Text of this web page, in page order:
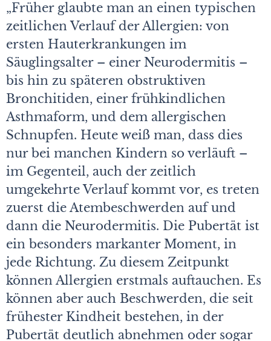
„Früher glaubte man an einen typischen
zeitlichen Verlauf der Allergien: von
ersten Hauterkrankungen im
Säuglingsalter – einer Neurodermitis –
bis hin zu späteren obstruktiven
Bronchitiden, einer frühkindlichen
Asthmaform, und dem allergischen
Schnupfen. Heute weiß man, dass dies
nur bei manchen Kindern so verläuft –
im Gegenteil, auch der zeitlich
umgekehrte Verlauf kommt vor, es treten
zuerst die Atembeschwerden auf und
dann die Neurodermitis. Die Pubertät ist
ein besonders markanter Moment, in
jede Richtung. Zu diesem Zeitpunkt
können Allergien erstmals auftauchen. Es
können aber auch Beschwerden, die seit
frühester Kindheit bestehen, in der
Pubertät deutlich abnehmen oder sogar